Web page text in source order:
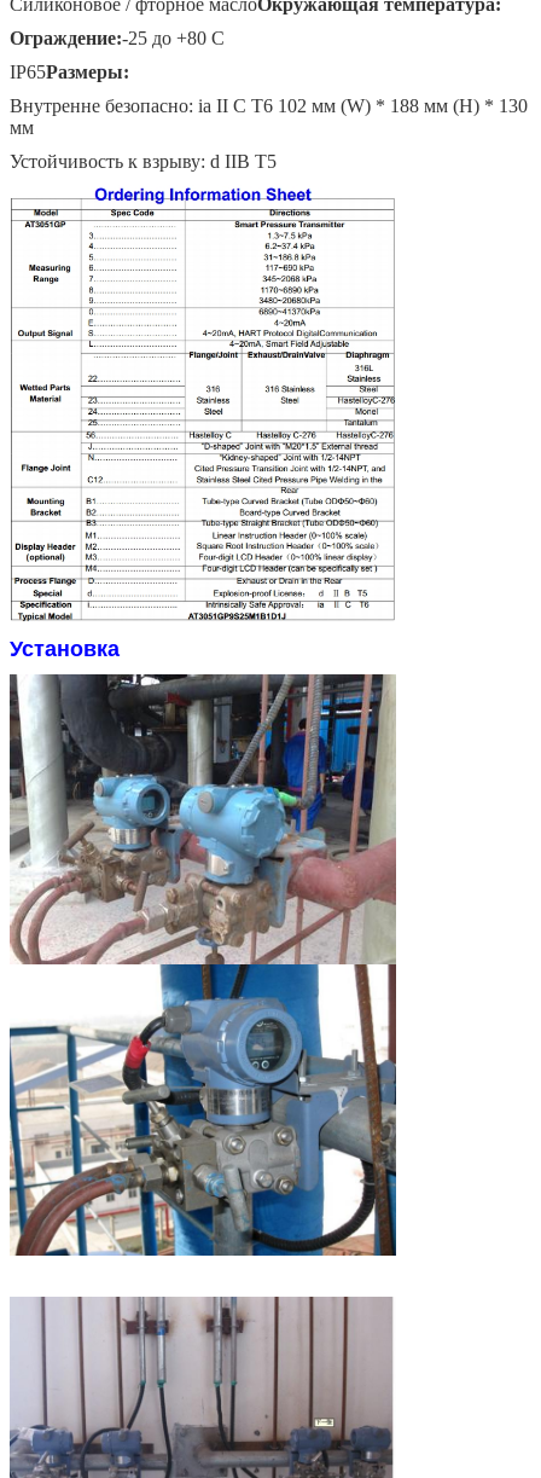
Отправить
Ограждение:-25 до +80 C
IP65Размеры:
Внутренне безопасно: ia II C T6 102 мм (W) * 188 мм (H) * 130
мм
Устойчивость к взрыву: d IIB T5
Установка